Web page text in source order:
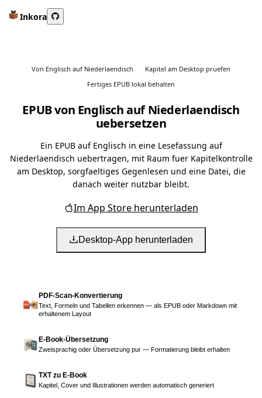
Inkora
Von Englisch auf Niederlaendisch
Kapitel am Desktop pruefen
Fertiges EPUB lokal behalten
EPUB von Englisch auf Niederlaendisch
uebersetzen
Ein EPUB auf Englisch in eine Lesefassung auf
Niederlaendisch uebertragen, mit Raum fuer Kapitelkontrolle
am Desktop, sorgfaeltiges Gegenlesen und eine Datei, die
danach weiter nutzbar bleibt.
Im App Store herunterladen
Desktop-App herunterladen
PDF-Scan-Konvertierung
Text, Formeln und Tabellen erkennen — als EPUB oder Markdown mit
erhaltenem Layout
E-Book-Übersetzung
Zweisprachig oder Übersetzung pur — Formatierung bleibt erhalten
TXT zu E-Book
Kapitel, Cover und Illustrationen werden automatisch generiert